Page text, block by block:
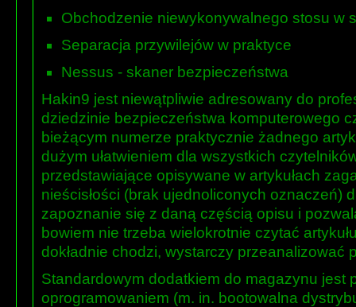
Obchodzenie niewykonywalnego stosu w
Separacja przywilejów w praktyce
Nessus - skaner bezpieczeństwa
Hakin9 jest niewątpliwie adresowany do
dziedzinie bezpieczeństwa komputerowego
bieżącym numerze praktycznie żadnego
dużym ułatwieniem dla wszystkich
przedstawiające opisywane w artykułach
nieścisłości (brak ujednoliconych oznaczeń)
zapoznanie się z daną częścią opisu i
bowiem nie trzeba wielokrotnie czytać
dokładnie chodzi, wystarczy przeanalizować
Standardowym dodatkiem do magazynu jest
oprogramowaniem (m. in. bootowalna